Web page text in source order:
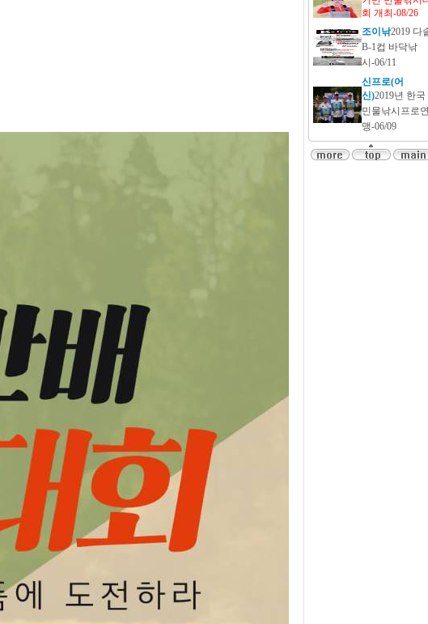
회 개최-08/26
조이낚2019 다
B-1컵 바닥낚
시-06/11
신프로(어
신)2019년 한국
민물낚시프로
맹-06/09